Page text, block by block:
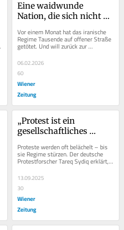
Eine waidwunde
Nation, die sich nicht
Vor einem Monat hat das iranische
Regime Tausende auf offener Straße
getötet. Und will zurück zur
Normalität. Die Iraner:innen lassen
das nicht zu...
06.02.2026
60
Wiener
Zeitung
„Protest ist ein
gesellschaftliches
Proteste werden oft belächelt – bis
sie Regime stürzen. Der deutsche
Protestforscher Tareq Sydiq erklärt,
Erwartungshaltung...
13.09.2025
30
Wiener
Zeitung